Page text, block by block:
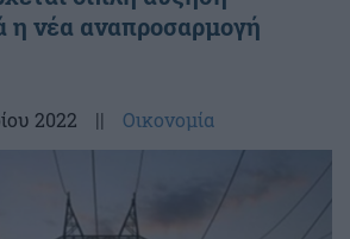
η νέα αναπροσαρμογή
2022 || Οικονομία